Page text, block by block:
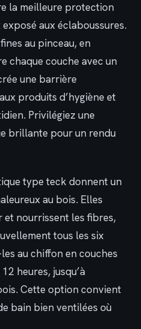
la meilleure protection
aux éclaboussures.
au pinceau, en
chaque couche avec un
une barrière
produits d’hygiène et
Privilégiez une
brillante pour un rendu
type teck donnent un
au bois. Elles
nourrissent les fibres,
tous les six
au chiffon en couches
heures, jusqu’à
Cette option convient
bain bien ventilées où